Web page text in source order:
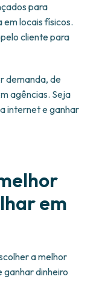
para
locais físicos.
cliente para
demanda, de
agências. Seja
internet e ganhar
em
a melhor
ganhar dinheiro